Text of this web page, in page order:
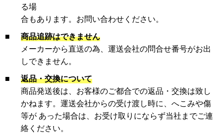
る場
合もあります。お問い合わせください。
■
商品追跡はできません
メーカーから直送の為、運送会社の問合せ番号がお出
しできません。
■
返品・交換について
商品発送後は、お客様のご都合での返品・交換は致し
かねます。運送会社からの受け渡し時に、へこみや傷
等が あった場合は、お受け取りにならず当社までご連
絡ください。